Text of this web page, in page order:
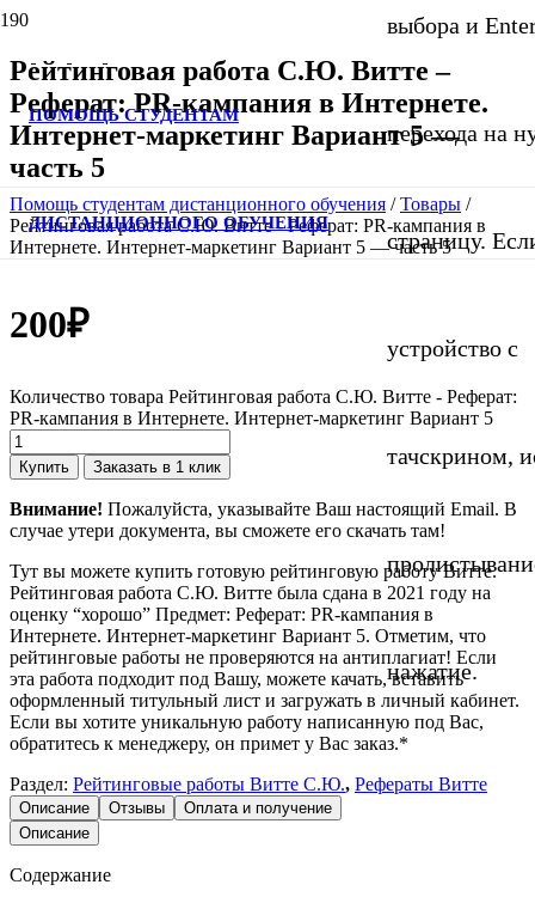
ПОМОЩЬ СТУДЕНТАМ
ДИСТАНЦИОННОГО ОБУЧЕНИЯ
выбора и
перехода на
страницу.
устройство с
тачскрином,
нажатие.
Рейтинговая работа С.Ю. Витте –
Реферат: PR-кампания в Интернете.
Интернет-маркетинг Вариант 5 —
часть 5
Помощь студентам дистанционного обучения /Товары /
Рейтинговая работа С.Ю. Витте - Реферат: PR-кампания в
Интернете. Интернет-маркетинг Вариант 5 — часть 5
200₽
Количество товара Рейтинговая работа С.Ю. Витте - Реферат:
PR-кампания в Интернете. Интернет-маркетинг Вариант 5
Купить Заказать в 1 клик
Внимание! Пожалуйста, указывайте Ваш настоящий Email. В
случае утери документа, вы сможете его скачать там!
Тут вы можете купить готовую рейтинговую работу Витте.
Рейтинговая работа С.Ю. Витте была сдана в 2021 году на
оценку “хорошо” Предмет: Реферат: PR-кампания в
Интернете. Интернет-маркетинг Вариант 5. Отметим, что
рейтинговые работы не проверяются на антиплагиат! Если
эта работа подходит под Вашу, можете качать, вставить
оформленный титульный лист и загружать в личный кабинет.
Если вы хотите уникальную работу написанную под Вас,
обратитесь к менеджеру, он примет у Вас заказ.*
Раздел: Рейтинговые работы Витте С.Ю., Рефераты Витте
Описание Отзывы
Оплата и получение
Описание
Содержание